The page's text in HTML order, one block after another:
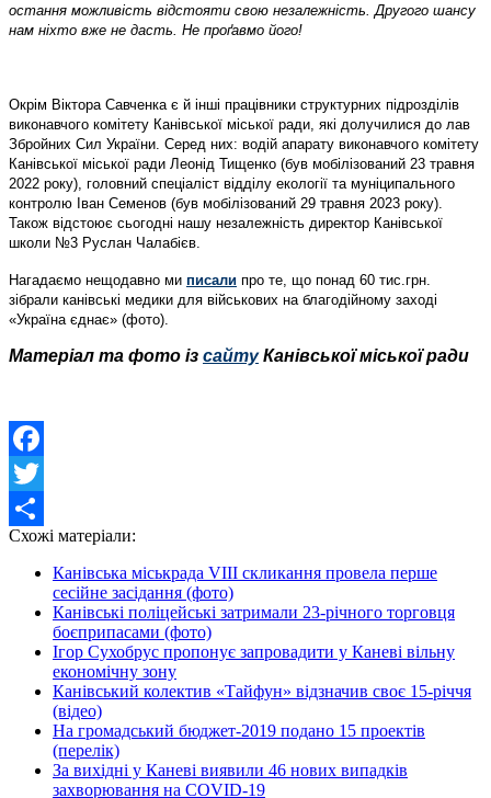
остання можливість відстояти свою незалежність. Другого шансу
нам ніхто вже не дасть. Не проґавмо його!
Окрім Віктора Савченка є й інші працівники структурних підрозділів
виконавчого комітету Канівської міської ради, які долучилися до лав
Збройних Сил України. Серед них: водій апарату виконавчого комітету
Канівської міської ради Леонід Тищенко (був мобілізований 23 травня
2022 року), головний спеціаліст відділу екології та муніципального
контролю Іван Семенов (був мобілізований 29 травня 2023 року).
Також відстоює сьогодні нашу незалежність директор Канівської
школи №3 Руслан Чалабієв.
Нагадаємо нещодавно ми писали про те, що понад 60 тис.грн.
зібрали канівські медики для військових на благодійному заході
«Україна єднає» (фото).
Матеріал та фото із сайту Канівської міської ради
Facebook
Twitter
Share
Схожі матеріали:
Канівська міськрада VIII скликання провела перше
сесійне засідання (фото)
Канівські поліцейські затримали 23-річного торговця
боєприпасами (фото)
Ігор Сухобрус пропонує запровадити у Каневі вільну
економічну зону
Канівський колектив «Тайфун» відзначив своє 15-річчя
(відео)
На громадський бюджет-2019 подано 15 проектів
(перелік)
За вихідні у Каневі виявили 46 нових випадків
захворювання на COVID-19